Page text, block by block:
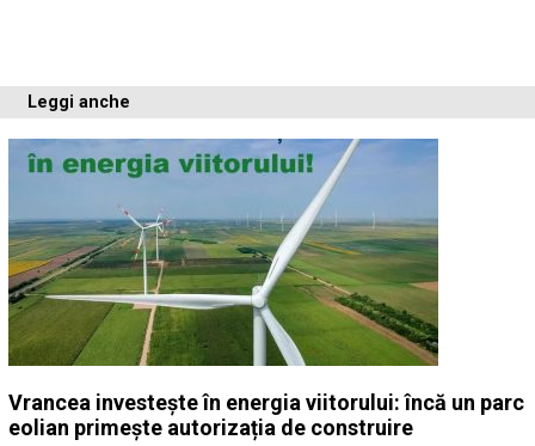
Leggi anche
Vrancea investește în energia viitorului: încă un parc
eolian primește autorizația de construire